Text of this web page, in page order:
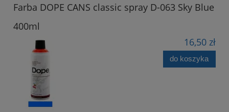
Farba DOPE CANS classic spray D-063 Sky Blue
400ml
16,50 zł
do koszyka